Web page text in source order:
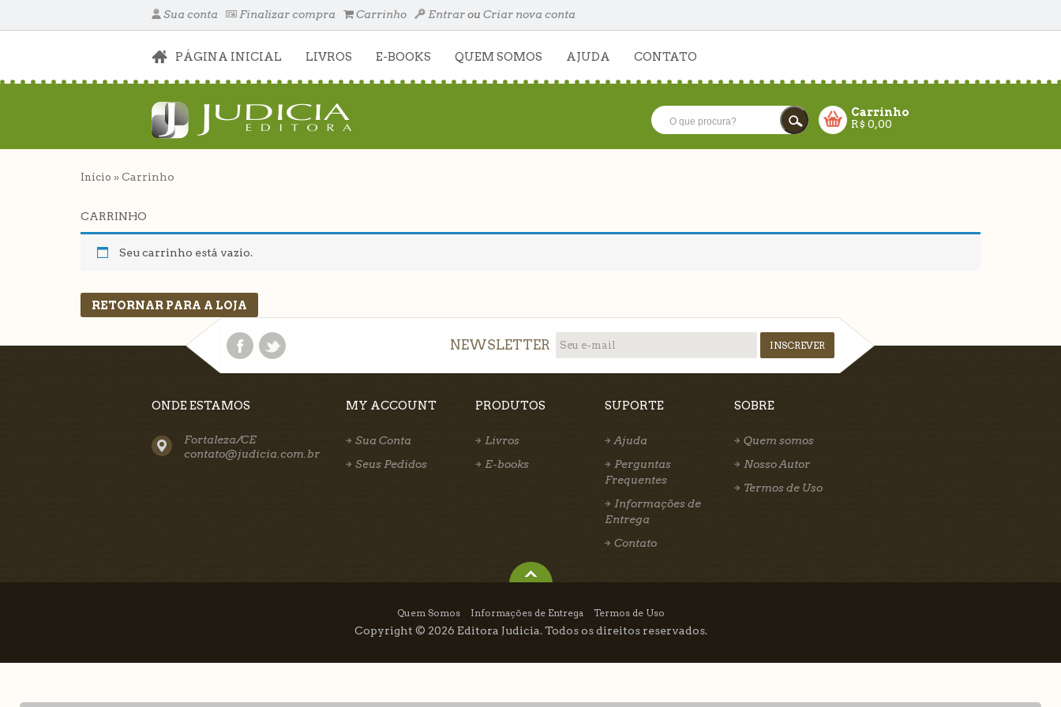
Sua conta Finalizar compra Carrinho Entrarou Criar nova conta
PÁGINA INICIAL LIVROS E-BOOKS QUEM SOMOS AJUDA CONTATO
Carrinho
R$0,00
Início » Carrinho
CARRINHO
Seu carrinho está vazio.
RETORNAR PARA A LOJA
NEWSLETTER
ONDE ESTAMOS
Fortaleza/CE
contato@judicia.com.br
MY ACCOUNT
Sua Conta
Seus Pedidos
PRODUTOS
Livros
E-books
SUPORTE
Ajuda
Perguntas
Frequentes
Informações de
Entrega
Contato
SOBRE
Quem somos
Nosso Autor
Termos de Uso
Quem Somos Informações de Entrega Termos de Uso
Copyright © 2026 Editora Judicia. Todos os direitos reservados.